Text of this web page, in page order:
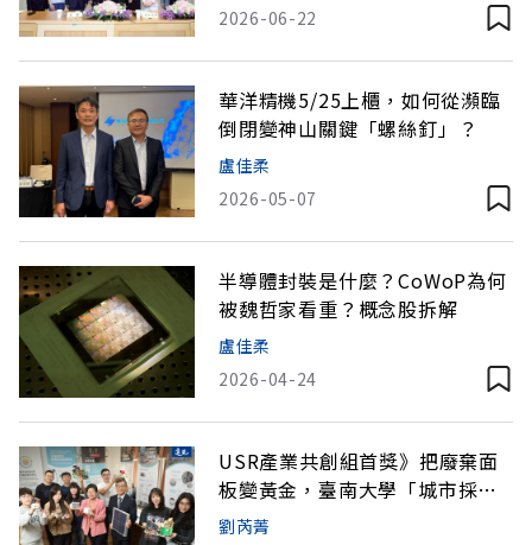
2026-06-22
華洋精機5/25上櫃，如何從瀕臨
倒閉變神山關鍵「螺絲釘」？
盧佳柔
2026-05-07
半導體封裝是什麼？CoWoP為何
被魏哲家看重？概念股拆解
盧佳柔
2026-04-24
USR產業共創組首獎》把廢棄面
板變黃金，臺南大學「城市採
礦」開創綠循環
劉芮菁